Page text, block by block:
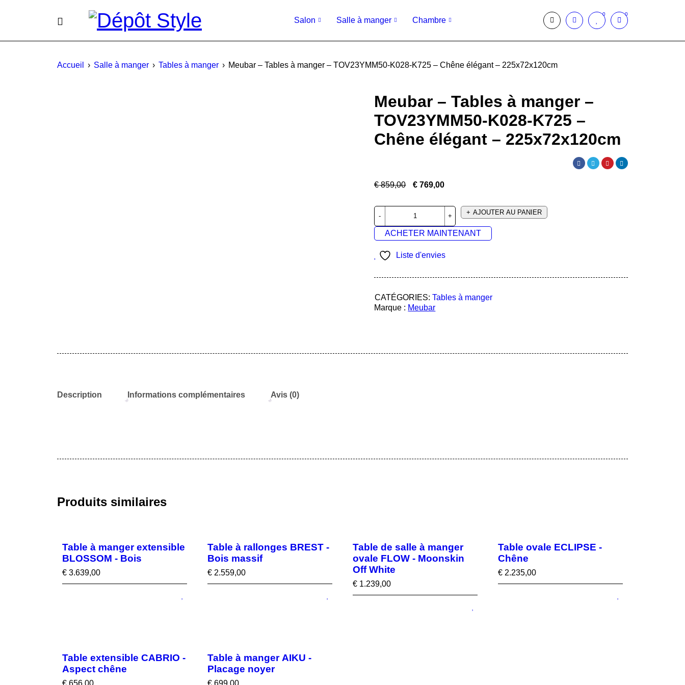
Salon Salle à manger Chambre
0 0
Accueil › Salle à manger › Tables à manger › Meubar – Tables à manger – TOV23YMM50-K028-K725 – Chêne élégant – 225x72x120cm
Meubar – Tables à manger –
TOV23YMM50-K028-K725 –
Chêne élégant – 225x72x120cm
€859,00 € 769,00
AJOUTER AU PANIER
ACHETER MAINTENANT
Liste d'envies
CATÉGORIES: Tables à manger
Marque : Meubar
Description Informations complémentaires Avis (0)
Produits similaires
Table à manger extensible
BLOSSOM - Bois
€ 3.639,00
Table à rallonges BREST -
Bois massif
€ 2.559,00
Table de salle à manger
ovale FLOW - Moonskin
Off White
€ 1.239,00
Table ovale ECLIPSE -
Chêne
€ 2.235,00
Table extensible CABRIO -
Aspect chêne
€ 656,00
Table à manger AIKU -
Placage noyer
€ 699,00